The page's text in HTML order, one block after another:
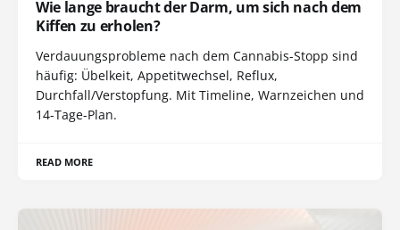
Wie lange braucht der Darm, um sich nach dem
Kiffen zu erholen?
Verdauungsprobleme nach dem Cannabis-Stopp sind
häufig: Übelkeit, Appetitwechsel, Reflux,
Durchfall/Verstopfung. Mit Timeline, Warnzeichen und
14-Tage-Plan.
READ MORE